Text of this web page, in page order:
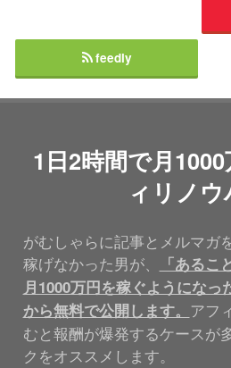
feedly
1日2時間で月
ィリノウ
がむしゃらに記事とメルマガ
稼げなかった男が、
「ある
月1000万円を稼ぐようにな
から無料で公開します。 アフ
むと報酬が爆発するケースが
クをオススメします。